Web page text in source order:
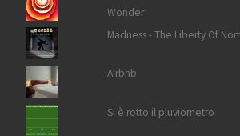
Wonder
Madness - The Liberty Of
Airbnb
Si è rotto il pluviometro